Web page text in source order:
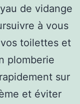
de vidange
à vous
toilettes et
plomberie
sur
et éviter